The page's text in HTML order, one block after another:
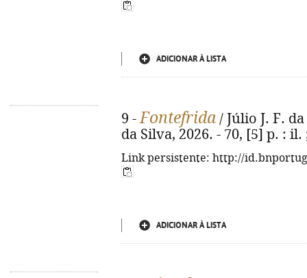
ADICIONAR À LISTA
9 -Fontefrida / Júlio J. F.
da Silva, 2026. - 70, [5] p. : il.
Link persistente: http://
ADICIONAR À LISTA